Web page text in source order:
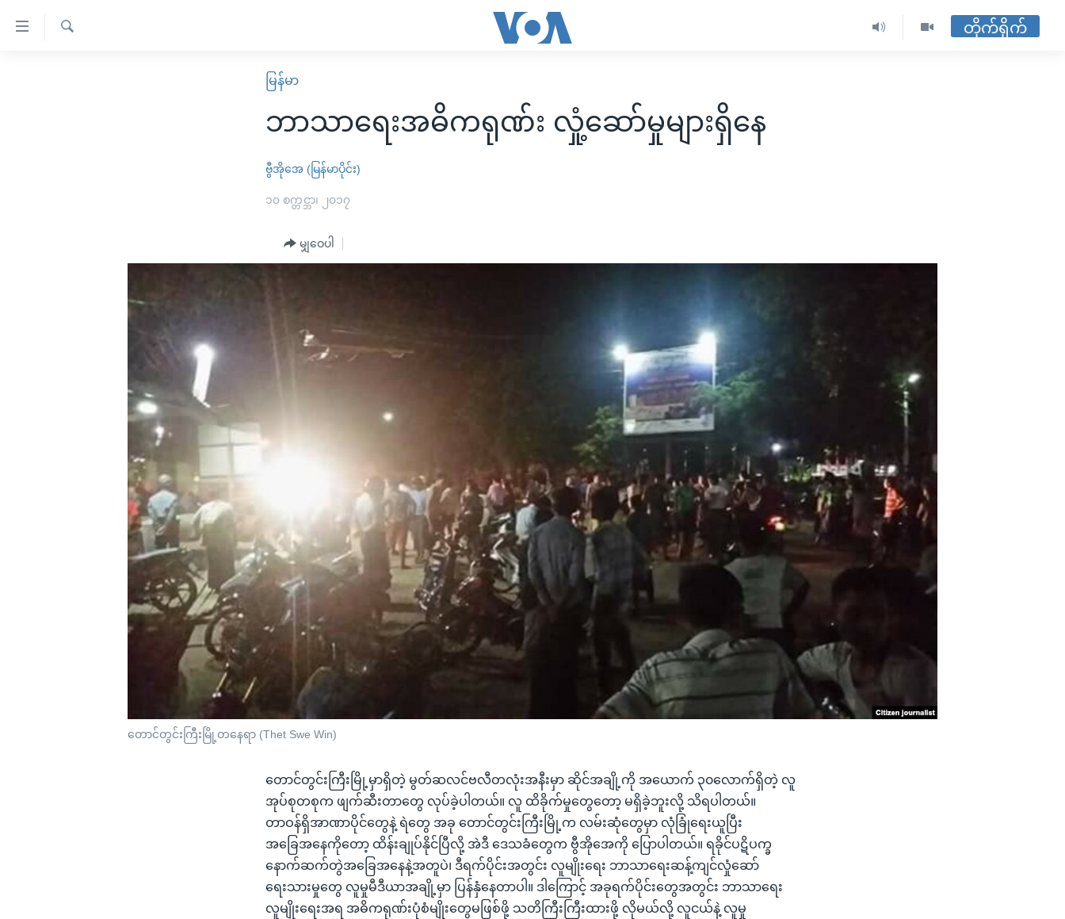
မကြေးမုံရဲ့ အင်္ဂလိပ်စာ
ရေဒီယိုနှင့်ရုပ်သံ အချက်အလက်များ
တိုက်ရိုက်
မြန်မာ
ဘာသာရေးအဓိကရုဏ်း လှုံ့ဆော်မှုများရှိနေ
ဗွီအိုအေ (မြန်မာပိုင်း)
၁၀ စက္တင္ဘာ၊ ၂၀၁၇
မျှဝေပါ
တောင်တွင်းကြီးမြို့တနေရာ (Thet Swe Win)
တောင်တွင်းကြီးမြို့မှာရှိတဲ့ မွတ်ဆလင်ဗလီတလုံးအနီးမှာ ဆိုင်အချို့ကို အယောက် ၃၀လောက်ရှိတဲ့ လူ
အုပ်စုတစုက ဖျက်ဆီးတာတွေ လုပ်ခဲ့ပါတယ်။ လူ ထိခိုက်မှုတွေတော့ မရှိခဲ့ဘူးလို့ သိရပါတယ်။
တာဝန်ရှိအာဏာပိုင်တွေနဲ့ ရဲတွေ အခု တောင်တွင်းကြီးမြို့က လမ်းဆုံတွေမှာ လုံခြုံရေးယူပြီး
အခြေအနေကိုတော့ ထိန်းချုပ်နိုင်ပြီလို့ အဲဒီ ဒေသခံတွေက ဗွီအိုအေကို ပြောပါတယ်။ ရခိုင်ပဋိပက္ခ
နောက်ဆက်တွဲအခြေအနေနဲ့အတူပဲ၊ ဒီရက်ပိုင်းအတွင်း လူမျိုးရေး ဘာသာရေးဆန့်ကျင်လှုံဆော်
ရေးသားမှုတွေ လူမှုမီဒီယာအချို့မှာ ပြန်နှံနေတာပါ။ ဒါကြောင့် အခုရက်ပိုင်းတွေအတွင်း ဘာသာရေး
လူမျိုးရေးအရ အဓိကရုဏ်းပုံစံမျိုးတွေမဖြစ်ဖို့ သတိကြီးကြီးထားဖို့ လိုမယ်လို့ လူငယ်နဲ့ လူမှု